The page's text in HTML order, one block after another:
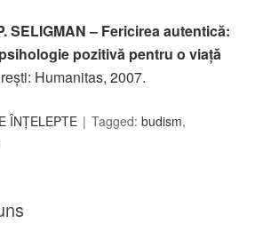
SELIGMAN – Fericirea autentică:
pozitivă pentru o viaţă
Humanitas, 2007.
ÎNȚELEPTE Tagged:budism,